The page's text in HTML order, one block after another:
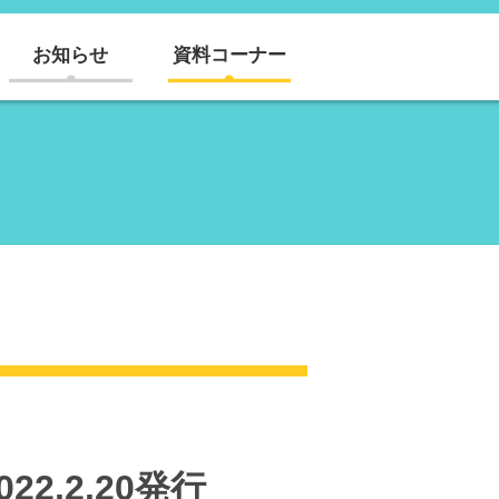
お知らせ 資料コーナー
発行